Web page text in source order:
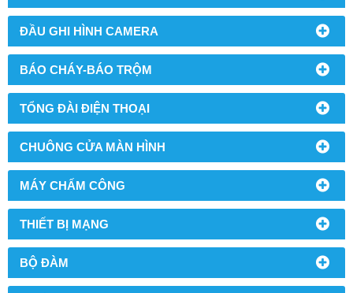
ĐẦU GHI HÌNH CAMERA
BÁO CHÁY-BÁO TRỘM
TỔNG ĐÀI ĐIỆN THOẠI
CHUÔNG CỬA MÀN HÌNH
MÁY CHẤM CÔNG
THIẾT BỊ MẠNG
BỘ ĐÀM